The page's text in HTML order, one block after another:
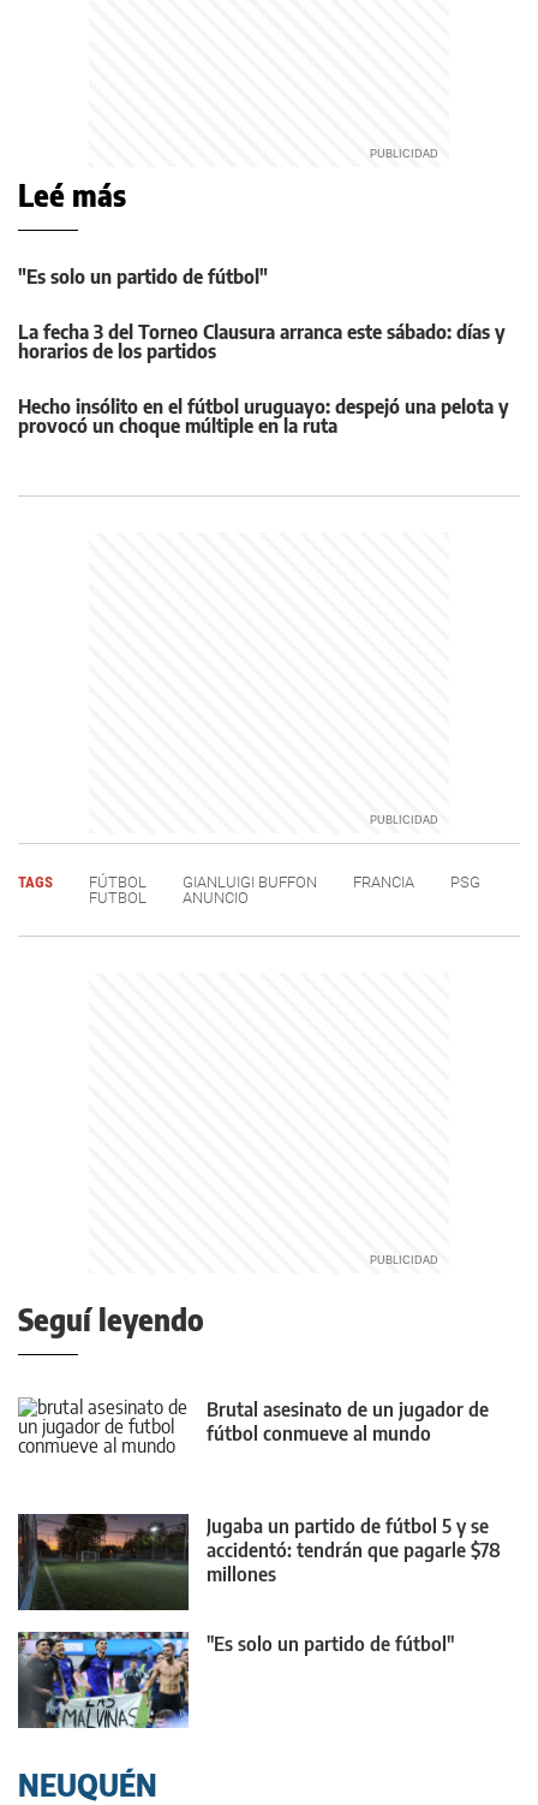
Leé más
"Es solo un partido de fútbol"
La fecha 3 del Torneo Clausura arranca este sábado: días y
horarios de los partidos
Hecho insólito en el fútbol uruguayo: despejó una pelota y
provocó un choque múltiple en la ruta
TAGS FÚTBOL GIANLUIGI BUFFON FRANCIA
PSG
FUTBOL
ANUNCIO
Seguí leyendo
Brutal asesinato de un jugador de
fútbol conmueve al mundo
Jugaba un partido de fútbol 5 y se
accidentó: tendrán que pagarle $78
millones
"Es solo un partido de fútbol"
NEUQUÉN